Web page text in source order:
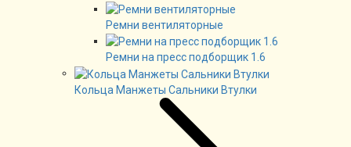
Ремни вентиляторные
Ремни на пресс подборщик 1.6
Кольца Манжеты Сальники Втулки